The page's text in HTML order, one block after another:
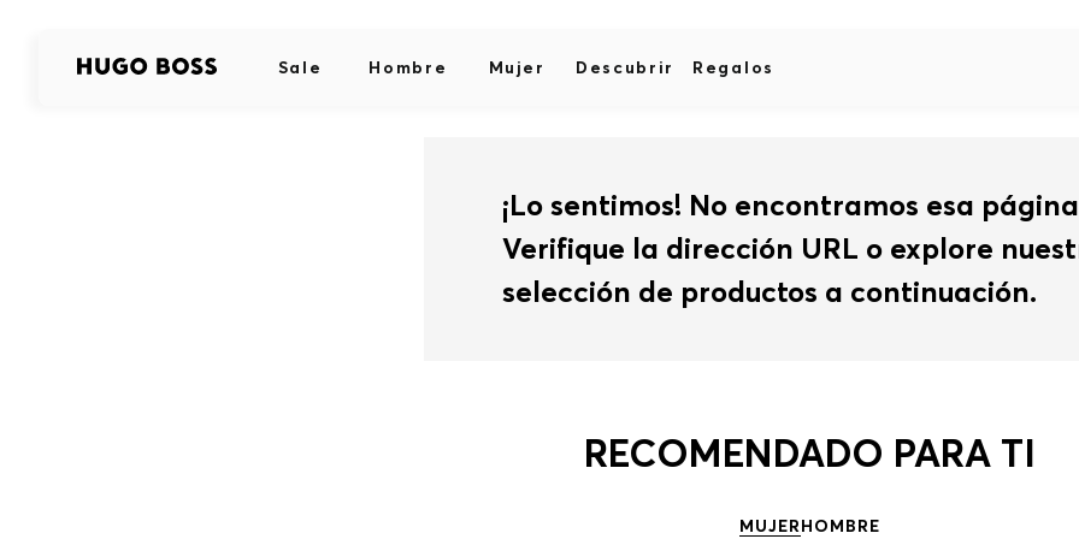
Sale Hombre Mujer Descubrir Regalos
¡Lo sentimos! No encontramos esa
Verifique la dirección URL o explore
selección de productos a continuación.
RECOMENDADO PARA TI
MUJERHOMBRE